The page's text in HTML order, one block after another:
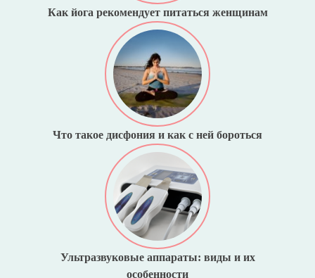
Как йога рекомендует питаться женщинам
Что такое дисфония и как с ней бороться
Ультразвуковые аппараты: виды и их
особенности